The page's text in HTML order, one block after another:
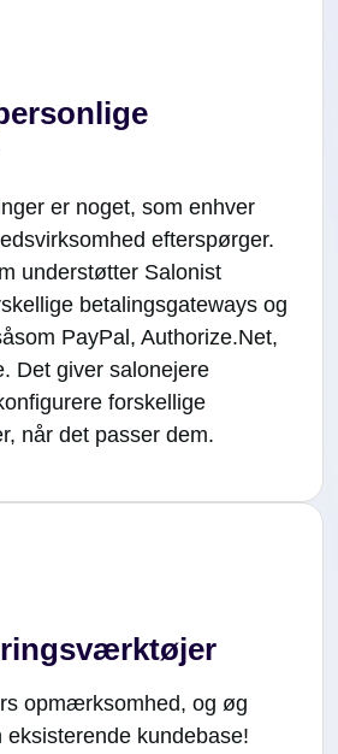
er noget, som enhver
efterspørger.
understøtter Salonist
betalingsgateways og
PayPal, Authorize.Net,
Det giver salonejere
forskellige
når det passer dem.
opmærksomhed, og øg
eksisterende kundebase!